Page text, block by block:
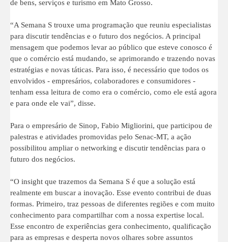
de bens, serviços e turismo em Mato Grosso.
“A Semana S trouxe uma programação que reuniu especialistas
para discutir tendências e o futuro dos negócios. A principal
mensagem que podemos levar ao público que esteve conosco é
que o comércio está mudando, se aprimorando e trazendo novas
estratégias e novas táticas. Para isso, é necessário que todos os
envolvidos - empresários, colaboradores e consumidores -
tenham essa leitura de como era o comércio, como ele está agora
e para onde ele vai”, disse.
Para o empresário de Sinop, Fabio Migliorini, que participou de
palestras e atividades promovidas pelo Senac-MT, a ação
possibilitou ampliar o networking e discutir tendências para o
futuro dos negócios.
“O insight que trazemos da Semana S é que a solução está
realmente em buscar a inovação. Esse evento contribui de duas
formas. Primeiro, traz pessoas de diferentes regiões e com muito
conhecimento para compartilhar com a nossa expertise local.
Esse encontro de experiências gera conhecimento, qualificação
para as empresas e desperta novos olhares sobre assuntos